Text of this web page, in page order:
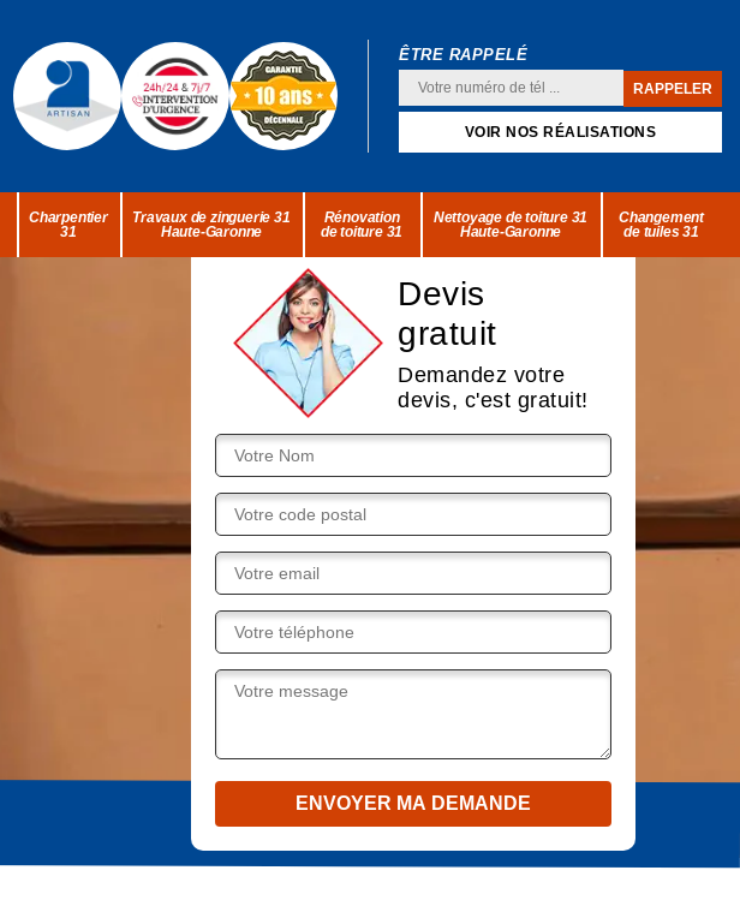
ÊTRE RAPPELÉ
VOIR NOS RÉALISATIONS
Charpentier
31
Travaux de zinguerie 31
Haute-Garonne
Rénovation
de toiture 31
Nettoyage de toiture 31
Haute-Garonne
Changement
de tuiles 31
Devis
gratuit
Demandez votre
devis, c'est gratuit!